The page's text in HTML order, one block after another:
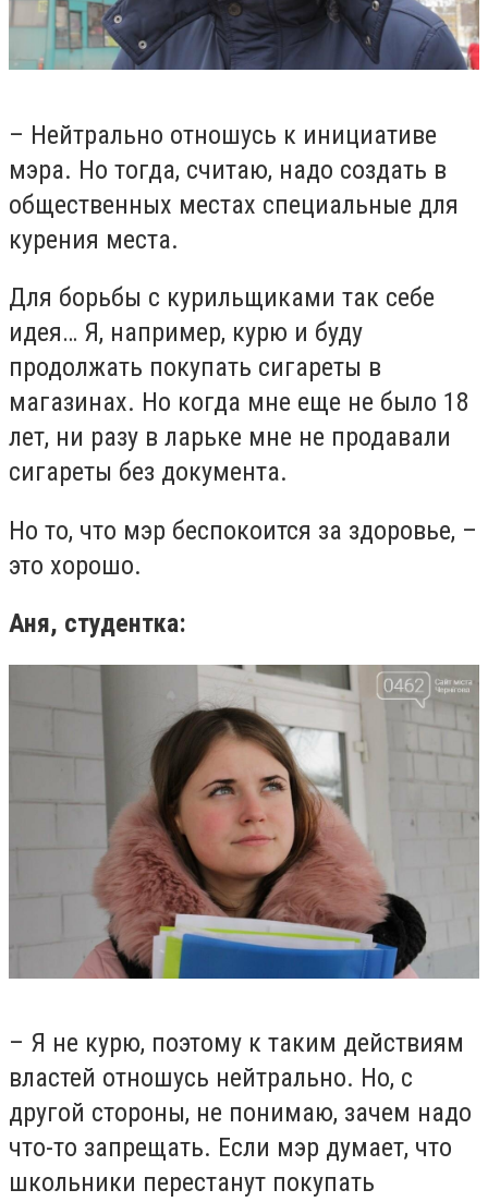
– Нейтрально отношусь к инициативе
мэра. Но тогда, считаю, надо создать в
общественных местах специальные для
курения места.
Для борьбы с курильщиками так себе
идея… Я, например, курю и буду
продолжать покупать сигареты в
магазинах. Но когда мне еще не было 18
лет, ни разу в ларьке мне не продавали
сигареты без документа.
Но то, что мэр беспокоится за здоровье, –
это хорошо.
Аня, студентка:
– Я не курю, поэтому к таким действиям
властей отношусь нейтрально. Но, с
другой стороны, не понимаю, зачем надо
что-то запрещать. Если мэр думает, что
школьники перестанут покупать